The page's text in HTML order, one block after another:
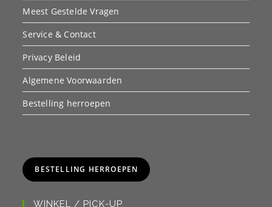
Meest Gestelde Vragen
Service & Contact
Privacy Beleid
Algemene Voorwaarden
Bestelling herroepen
BESTELLING HERROEPEN
WINKEL / PICK-UP